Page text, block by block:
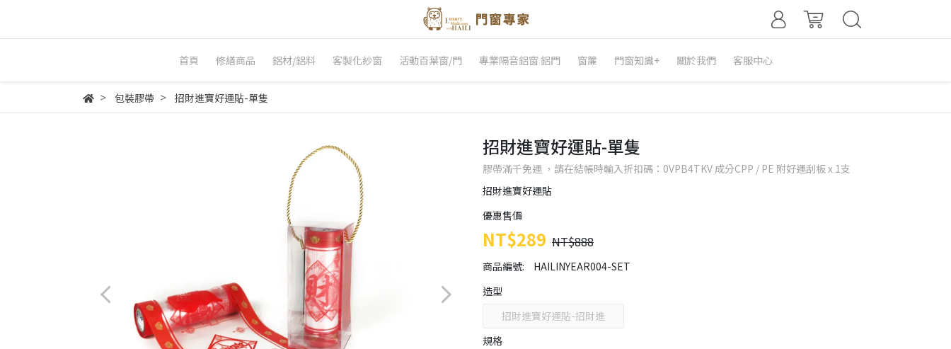
首頁 修繕商品 鋁材/鋁料 客製化紗窗 活動百葉窗/門 專業隔音鋁窗 鋁門 窗簾 門窗知識+ 關於我們 客服中心
包裝膠帶 招財進寶好運貼-單隻
招財進寶好運貼-單隻
膠帶滿千免運 ，請在結帳時輸入折扣碼：0VPB4TKV 成分CPP / PE 附好運刮板 x 1支
招財進寶好運貼
優惠售價
NT$289 NT$888
商品編號: HAILINYEAR004-SET
造型
招財進寶好運貼-招財進
規格